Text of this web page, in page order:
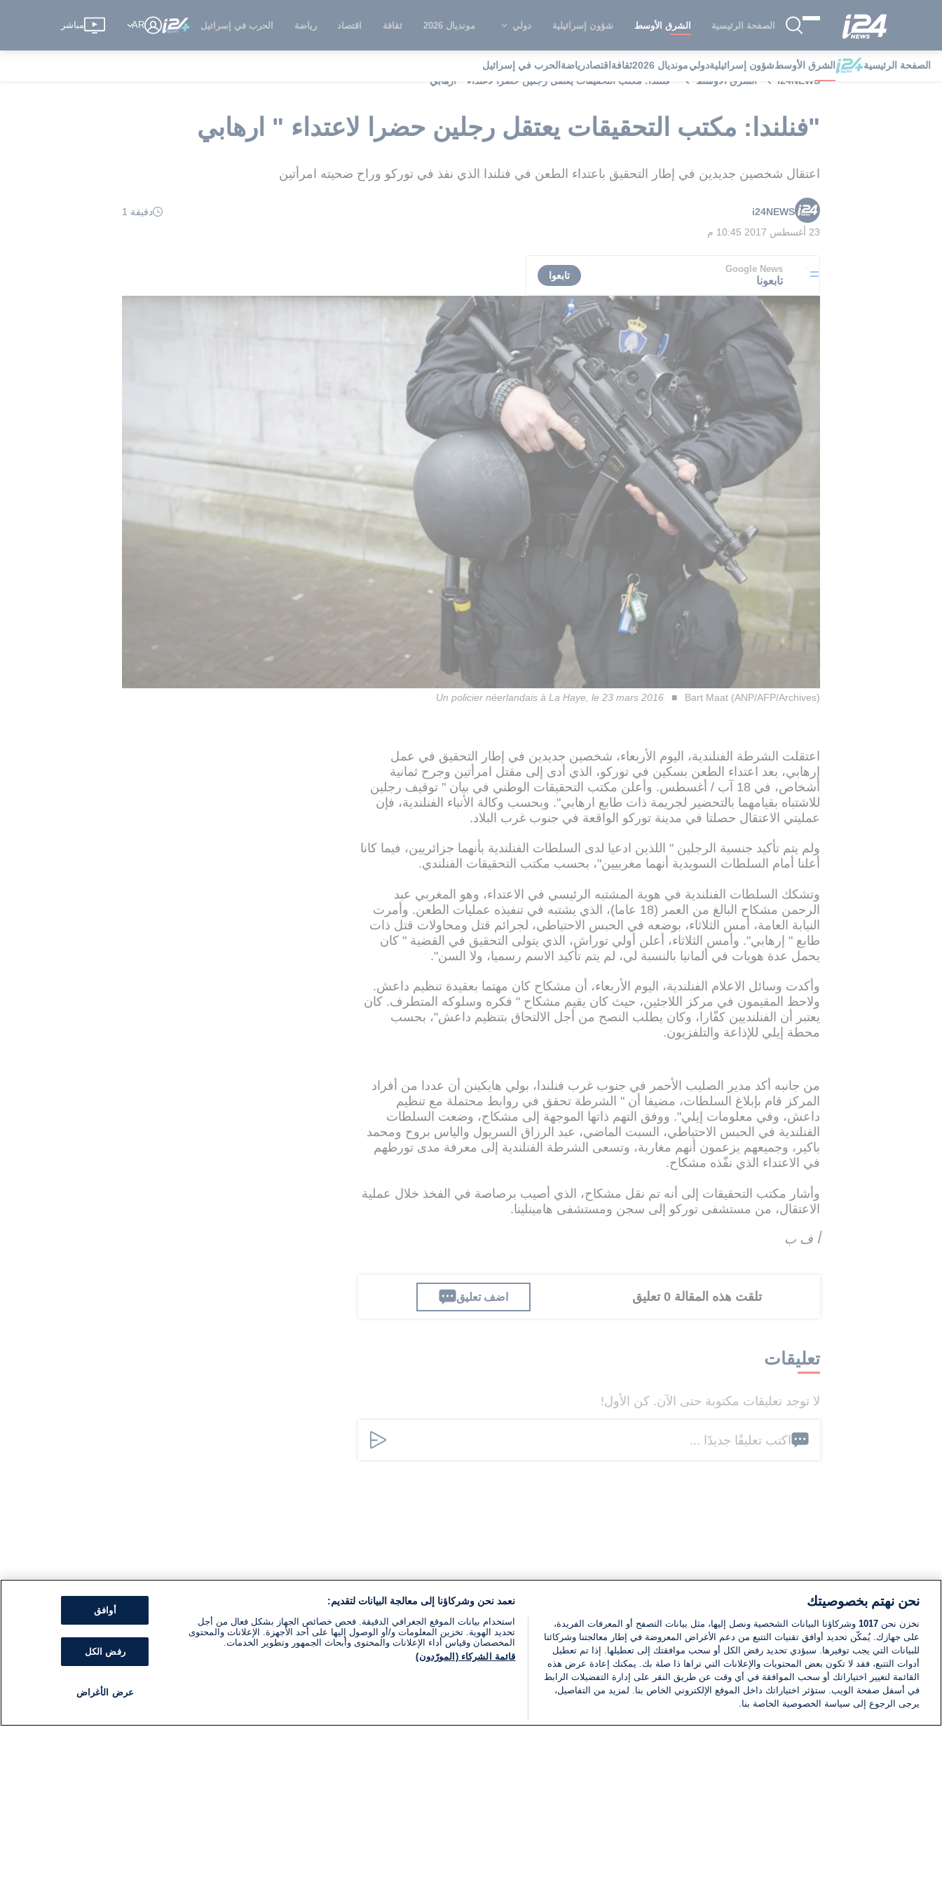
الصفحة الرئيسية الشرق الأوسط شؤون إسرائيلية دولي مونديال 2026 ثقافة اقتصاد رياضة الحرب في إسرائيل AR مباشر
الصفحة الرئيسية الشرق الأوسطشؤون إسرائيليةدوليمونديال 2026 ثقافة اقتصادرياضة الحرب في إسرائيل
i24NEWS
الشرق الأوسط "فنلندا: مكتب التحقيقات يعتقل رجلين حضرا لاعتداء " ارهابي
"فنلندا: مكتب التحقيقات يعتقل رجلين حضرا لاعتداء " ارهابي
اعتقال شخصين جديدين في إطار التحقيق باعتداء الطعن في فنلندا الذي نفذ في توركو وراح ضحيته امرأتين
i24NEWS
دقيقة 1
23 أغسطس 2017 10:45 م
Google News
تابعونا تابعوا
Un policier néerlandais à La Haye, le 23 mars 2016 Bart Maat (ANP/AFP/Archives)
اعتقلت الشرطة الفنلندية، اليوم الأربعاء، شخصين جديدين في إطار التحقيق في عمل
إرهابي، بعد اعتداء الطعن بسكين في توركو، الذي أدى إلى مقتل امرأتين وجرح ثمانية
أشخاص، في 18 آب / أغسطس. وأعلن مكتب التحقيقات الوطني في بيان " توقيف رجلين
للاشتباه بقيامهما بالتحضير لجريمة ذات طابع ارهابي". وبحسب وكالة الأنباء الفنلندية، فإن
عمليتي الاعتقال حصلتا في مدينة توركو الواقعة في جنوب غرب البلاد.
ولم يتم تأكيد جنسية الرجلين " اللذين ادعيا لدى السلطات الفنلندية بأنهما جزائريين، فيما كانا
أعلنا أمام السلطات السويدية أنهما مغربيين"، بحسب مكتب التحقيقات الفنلندي.
وتشكك السلطات الفنلندية في هوية المشتبه الرئيسي في الاعتداء، وهو المغربي عبد
الرحمن مشكاح البالغ من العمر (18 عاما)، الذي يشتبه في تنفيذه عمليات الطعن. وأمرت
النيابة العامة، أمس الثلاثاء، بوضعه في الحبس الاحتياطي، لجرائم قتل ومحاولات قتل ذات
طابع " إرهابي". وأمس الثلاثاء، أعلن أولي توراش، الذي يتولى التحقيق في القضية " كان
يحمل عدة هويات في ألمانيا بالنسبة لي، لم يتم تأكيد الاسم رسميا، ولا السن".
وأكدت وسائل الاعلام الفنلندية، اليوم الأربعاء، أن مشكاح كان مهتما بعقيدة تنظيم داعش.
ولاحظ المقيمون في مركز اللاجئين، حيث كان يقيم مشكاح " فكره وسلوكه المتطرف. كان
يعتبر أن الفنلنديين كفّارا، وكان يطلب النصح من أجل الالتحاق بتنظيم داعش"، بحسب
محطة إيلي للإذاعة والتلفزيون.
من جانبه أكد مدير الصليب الأحمر في جنوب غرب فنلندا، بولي هايكينن أن عددا من أفراد
المركز قام بإبلاغ السلطات، مضيفا أن " الشرطة تحقق في روابط محتملة مع تنظيم
داعش، وفي معلومات إيلي". ووفق التهم ذاتها الموجهة إلى مشكاح، وضعت السلطات
الفنلندية في الحبس الاحتياطي، السبت الماضي، عبد الرزاق السريول والياس بروح ومحمد
باكير، وجميعهم يزعمون أنهم مغاربة، وتسعى الشرطة الفنلندية إلى معرفة مدى تورطهم
في الاعتداء الذي نفّذه مشكاح.
وأشار مكتب التحقيقات إلى أنه تم نقل مشكاح، الذي أصيب برصاصة في الفخذ خلال عملية
الاعتقال، من مستشفى توركو إلى سجن ومستشفى هامينلينا.
أ ف ب
تلقت هذه المقالة 0 تعليق اضف تعليق
تعليقات
لا توجد تعليقات مكتوبة حتى الآن. كن الأول!
اكتب تعليقًا جديدًا ...
نحن نهتم بخصوصيتك
نخزن نحن 1017 وشركاؤنا البيانات الشخصية ونصل إليها، مثل بيانات التصفح أو المعرفات الفريدة،
على جهازك. يُمكّن تحديد أوافق تقنيات التتبع من دعم الأغراض المعروضة في إطار معالجتنا وشركائنا
للبيانات التي يجب توفيرها. سيؤدي تحديد رفض الكل أو سحب موافقتك إلى تعطيلها. إذا تم تعطيل
أدوات التتبع، فقد لا تكون بعض المحتويات والإعلانات التي تراها ذا صلة بك. يمكنك إعادة عرض هذه
القائمة لتغيير اختياراتك أو سحب الموافقة في أي وقت عن طريق النقر على إدارة التفضيلات الرابط
في أسفل صفحة الويب. ستؤثر اختياراتك داخل الموقع الإلكتروني الخاص بنا. لمزيد من التفاصيل،
يرجى الرجوع إلى سياسة الخصوصية الخاصة بنا.
نعمد نحن وشركاؤنا إلى معالجة البيانات لتقديم:
استخدام بيانات الموقع الجغرافي الدقيقة. فحص خصائص الجهاز بشكل فعال من أجل
تحديد الهوية. تخزين المعلومات و/أو الوصول إليها على أحد الأجهزة. الإعلانات والمحتوى
المخصصان وقياس أداء الإعلانات والمحتوى وأبحاث الجمهور وتطوير الخدمات.
قائمة الشركاء (المورّدون)
أوافق
رفض الكل
عرض الأغراض